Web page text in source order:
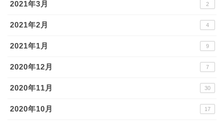
2021年3月 2
2021年2月 4
2021年1月 9
2020年12月 7
2020年11月 30
2020年10月 17